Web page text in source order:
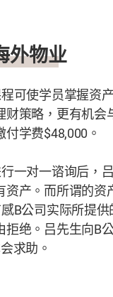
外物业
可使学员掌握资
策略，更有机
付学费$48,000 。
一对一谘询后，
产。而所谓的资
B公司实际所提
拒绝。吕先生向B
求助。